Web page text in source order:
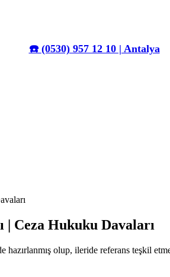
☎️ (0530) 957 12 10 | Antalya
| Ceza Hukuku Davaları
olup, ileride referans teşkil